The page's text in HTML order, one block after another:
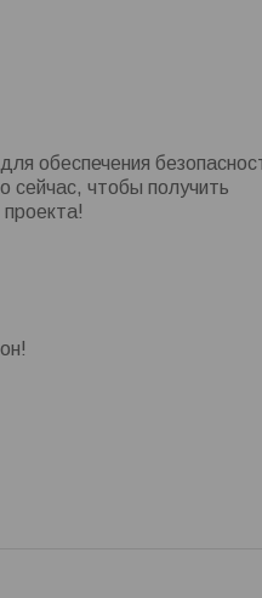
обеспечения
сейчас, чтобы получить